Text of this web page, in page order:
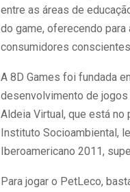
entre as áreas de
do game, oferecendo
consumidores
A 8D Games foi fundada
desenvolvimento de jogos
Aldeia Virtual, que está
Instituto Socioambiental,
Iberoamericano 2011,
Para jogar o PetLeco,